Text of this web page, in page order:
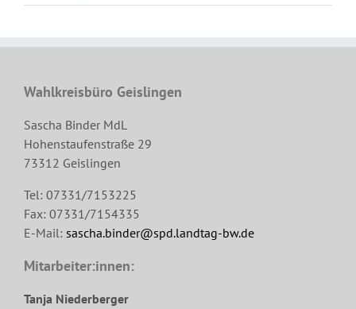
Wahlkreisbüro Geislingen
Sascha Binder MdL
Hohenstaufenstraße 29
73312 Geislingen
Tel: 07331/7153225
Fax: 07331/7154335
E-Mail: sascha.binder@spd.landtag-bw.de
Mitarbeiter:innen:
Tanja Niederberger